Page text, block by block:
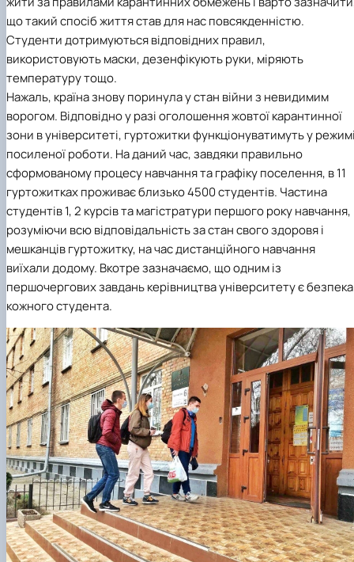
Іноземні мови
Працевлаштування
Їдальні та буфети
Студентські квитки
Центр вивчення мов
Психологічна підтримка
Інклюзивне середовище
Рада молодих вчених
Наукові школи
Стартап школа НУБіП України
Методичні рекомендації, пам'ятки
Форми документів
Патентно-ліцензійна діяльність
ЦКНО «Агропромисловий комплекс, лісове і
садово-паркове господарство, ветеринарна
медицина»
Обладнання НУБіП України
Біоетична комісія
Наукові видання
Досліднику та автору
Звіт про проведення НТЗ
Наукові журнали НУБіП України (English)
Пам'ятка про проведення науково-
заходів
Порядок планування та організації
проведення НТЗ
Результати науково-технічних заходів
Монографії
Наука для бізнесу
Каталог наукових послуг
«SEB-2025»
Наглядова рада
Рада роботодавців
Благодійний фонд «Голосіївська ініціатива
2020»
Історія університету
Видатні випускники та працівники
Звіт ректора
Пам'яті захисників України
Пресслужба
Університетський кур'єр
Вибори ректора
Програма розвитку університету
ініціатива – 2025»
Доступ до публічної інформації
Державні закупівлі
Офіційна символіка
Антикорупційні заходи
виявлення корупції
Положення про антикорупційного
уповноваженого НУБіП України
Національні нормативно-правові акти
Нормативно-правові акти НУБіП України
Інформаційні ресурси НАЗК
Методичні роз’яснення НАЗК
Антикорупційні заходи
Гендерна радниця
Контактна інформація
що такий спосіб життя став для нас повсякденністю.
Студенти дотримуються відповідних правил,
використовують маски, дезенфікують руки, міряють
температуру тощо.
Нажаль, країна знову поринула у стан війни з невидимим
ворогом. Відповідно у разі оголошення жовтої карантинної
зони в університеті, гуртожитки функціонуватимуть у
посиленої роботи. На даний час, завдяки правильно
сформованому процесу навчання та графіку поселення, в 11
гуртожитках проживає близько 4500 студентів. Частина
студентів 1, 2 курсів та магістратури першого року навчання,
розуміючи всю відповідальність за стан свого здоровя і
мешканців гуртожитку, на час дистанційного навчання
виїхали додому. Вкотре зазначаємо, що одним із
першочергових завдань керівництва університету є безпека
кожного студента.